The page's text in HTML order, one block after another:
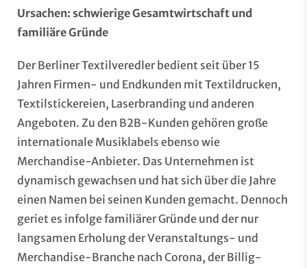
Ursachen: schwierige Gesamtwirtschaft und
familiäre Gründe
Der Berliner Textilveredler bedient seit über 15
Jahren Firmen- und Endkunden mit Textildrucken,
Textilstickereien, Laserbranding und anderen
Angeboten. Zu den B2B-Kunden gehören große
internationale Musiklabels ebenso wie
Merchandise-Anbieter. Das Unternehmen ist
dynamisch gewachsen und hat sich über die Jahre
einen Namen bei seinen Kunden gemacht. Dennoch
geriet es infolge familiärer Gründe und der nur
langsamen Erholung der Veranstaltungs- und
Merchandise-Branche nach Corona, der Billig-